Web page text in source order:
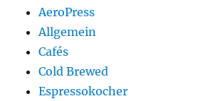
AeroPress
Allgemein
Cafés
Cold Brewed
Espressokocher